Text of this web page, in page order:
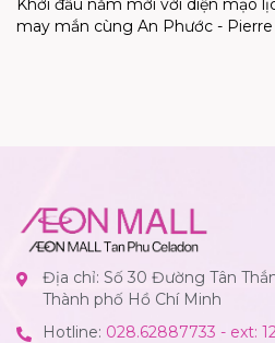
Khởi đầu năm mới với diện mạo
may mắn cùng An Phước - Pierre
Địa chỉ: Số 30 Đường Tân
Thành phố Hồ Chí Minh
Hotline: 028.62887733 - ext: